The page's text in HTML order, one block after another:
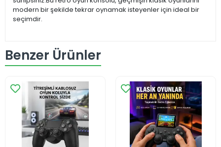
modern bir şekilde tekrar oynamak isteyenler için ideal bir
seçimdir.
Benzer Ürünler